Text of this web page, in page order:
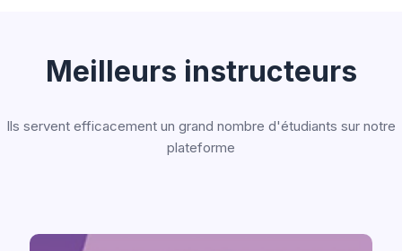
Meilleurs instructeurs
Ils servent efficacement un grand nombre d'étudiants sur notre
plateforme